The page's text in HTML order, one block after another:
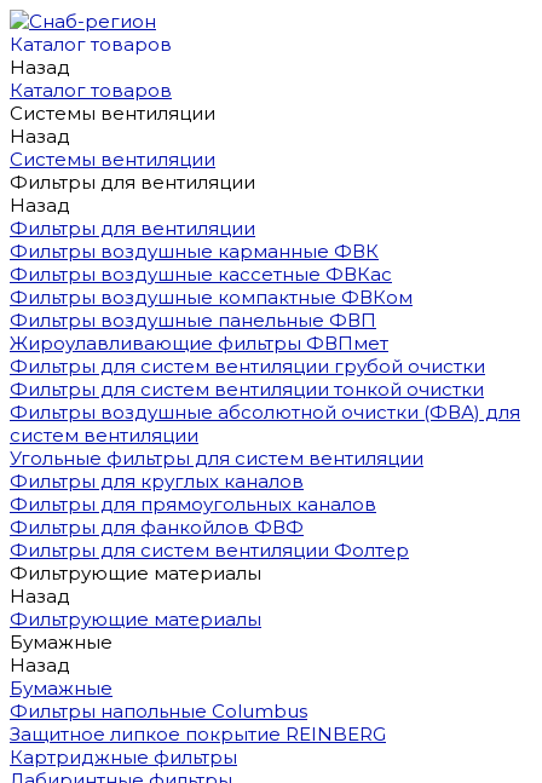
Каталог товаров
Назад
Каталог товаров
Системы вентиляции
Назад
Системы вентиляции
Фильтры для вентиляции
Назад
Фильтры для вентиляции
Фильтры воздушные карманные ФВК
Фильтры воздушные кассетные ФВКас
Фильтры воздушные компактные ФВКом
Фильтры воздушные панельные ФВП
Жироулавливающие фильтры ФВПмет
Фильтры для систем вентиляции грубой очистки
Фильтры для систем вентиляции тонкой очистки
Фильтры воздушные абсолютной очистки (ФВА) для
систем вентиляции
Угольные фильтры для систем вентиляции
Фильтры для круглых каналов
Фильтры для прямоугольных каналов
Фильтры для фанкойлов ФВФ
Фильтры для систем вентиляции Фолтер
Фильтрующие материалы
Назад
Фильтрующие материалы
Бумажные
Назад
Бумажные
Фильтры напольные Columbus
Защитное липкое покрытие REINBERG
Картриджные фильтры